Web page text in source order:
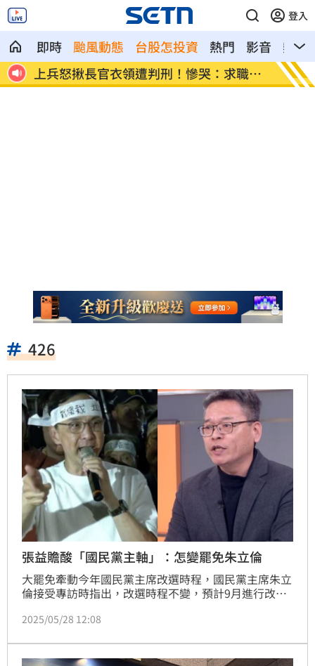
登入
即時 颱風動態 台股怎投資 熱門 影音
熱搜
碰
新／遭爆離婚台玻千金 小刀首發聲證實
白海
曝
426
張益贍酸「國民黨主軸」：怎變罷免朱立倫
大罷免牽動今年國民黨主席改選時程，國民黨主席朱立
倫接受專訪時指出，改選時程不變，預計9月進行改
的話，不用等到9月，因為大罷免7月就舉行了。前民眾
中國黨（國民黨）內的主軸變成罷免朱立倫。
2025/05/28 12:08